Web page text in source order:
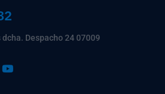
Despacho 24 07009